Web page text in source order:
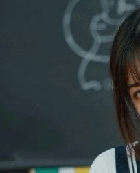
最热 添加
都市
2025
全部 大陆 香港